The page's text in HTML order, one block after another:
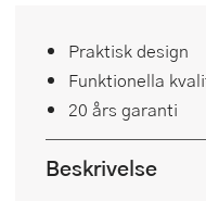
Praktisk design
Funktionella
20 års garanti
Beskrivelse